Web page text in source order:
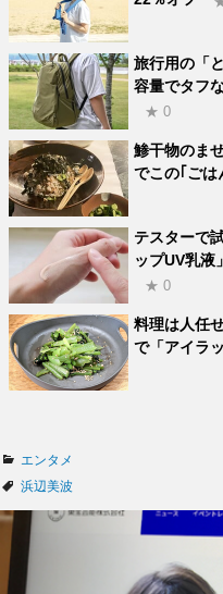
旅行用の「
容量でタフ
★ 0
鯵干物のま
でこの｢ごは
テスターで
ップUV乳液
★ 0
料理は人任
で「アイラ
カ
テ
リ
ー
エンタメ
タ
浜辺美波